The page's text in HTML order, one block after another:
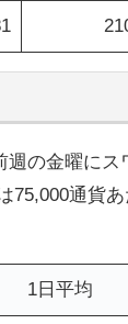
の金曜にス
75,000通貨
1日平均